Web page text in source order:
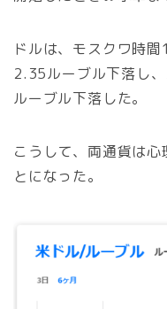
ドルは、モスクワ時
2.35ルーブル下落し
ルーブル下落した。
こうして、両通貨は
とになった。